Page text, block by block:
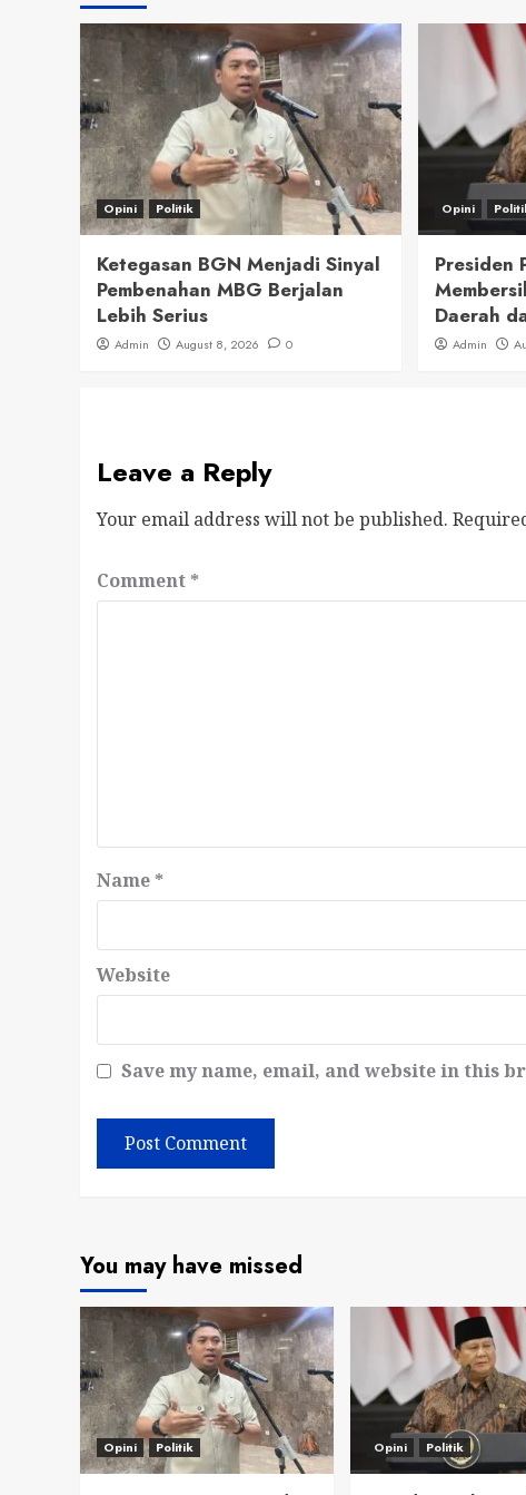
Opini Politik
Ketegasan BGN Menjadi Sinyal
Pembenahan MBG Berjalan
Lebih Serius
Admin August 8, 2026 0
Opini
Presiden
Daerah
Admin
Leave a Reply
Your email address will not be published.
Comment *
Name *
Website
Save my name, email, and website in this
You may have missed
Opini Politik Opini Politik